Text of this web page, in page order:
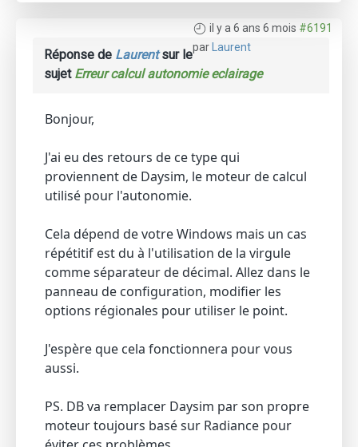
il y a 6 ans 6 mois #6191
par
Laurent
Réponse de Laurentsur le
sujet Erreur calcul autonomie eclairage
Bonjour,
J'ai eu des retours de ce type qui
proviennent de Daysim, le moteur de calcul
utilisé pour l'autonomie.
Cela dépend de votre Windows mais un cas
répétitif est du à l'utilisation de la virgule
comme séparateur de décimal. Allez dans le
panneau de configuration, modifier les
options régionales pour utiliser le point.
J'espère que cela fonctionnera pour vous
aussi.
PS. DB va remplacer Daysim par son propre
moteur toujours basé sur Radiance pour